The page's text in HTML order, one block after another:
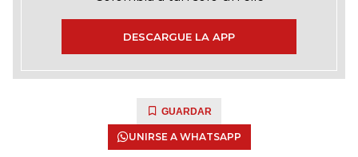
DESCARGUE LA APP
GUARDAR
UNIRSE A WHATSAPP